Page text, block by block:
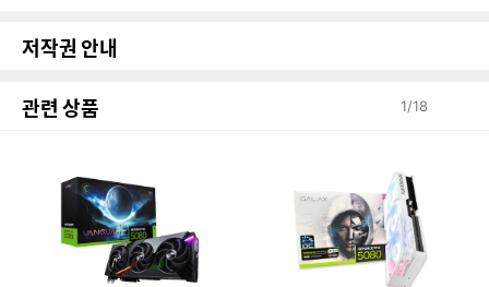
저작권 안내
관련 상품 1/18